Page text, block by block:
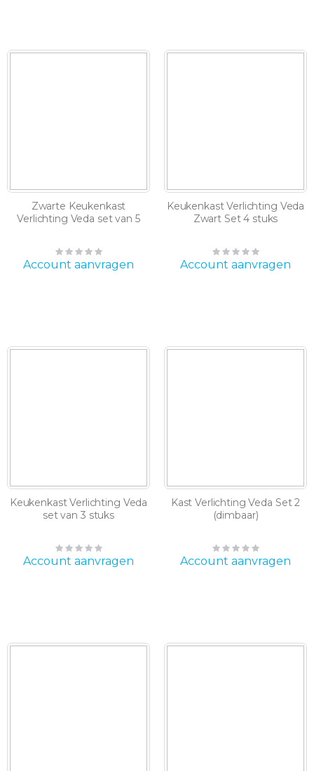
Zwarte Keukenkast
Verlichting Veda set van 5
Rating:
0%
Account aanvragen
Keukenkast Verlichting Veda
Zwart Set 4 stuks
Rating:
0%
Account aanvragen
Keukenkast Verlichting Veda
set van 3 stuks
Rating:
0%
Account aanvragen
Kast Verlichting Veda Set 2
(dimbaar)
Rating:
0%
Account aanvragen